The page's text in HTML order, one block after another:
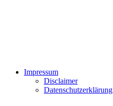
Impressum
Disclaimer
Datenschutzerklärung